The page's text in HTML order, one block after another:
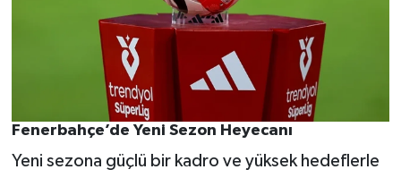
Fenerbahçe’de Yeni Sezon Heyecanı
Yeni sezona güçlü bir kadro ve yüksek hedeflerle